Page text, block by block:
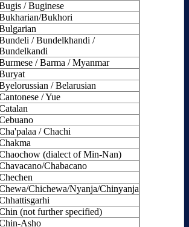
/ Buginese
Bukhori
/ Bundelkhandi /
/ Barma / Myanmar
/ Belarusian
/ Yue
/ Chachi
(dialect of Min-Nan)
Chabacano
Chichewa/Nyanja/Chinyanja
(not further specified)
Asho